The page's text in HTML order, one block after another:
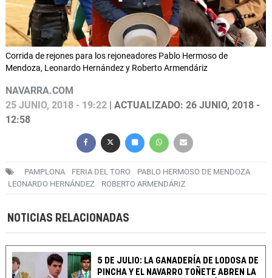
Corrida de rejones para los rejoneadores Pablo Hermoso de
Mendoza, Leonardo Hernández y Roberto Armendáriz
NAVARRA.COM
25 JUNIO, 2018 - 19:22 | ACTUALIZADO: 26 JUNIO, 2018 -
12:58
PAMPLONA FERIA DEL TORO
PABLO HERMOSO DE MENDOZA
LEONARDO HERNÁNDEZ
ROBERTO ARMENDÁRIZ
NOTICIAS RELACIONADAS
5 DE JULIO: LA GANADERÍA DE LODOSA DE
PINCHA Y EL NAVARRO TOÑETE ABREN LA